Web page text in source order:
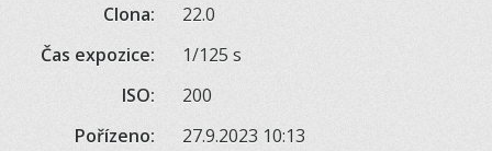
Clona:
22.0
Čas expozice:
1/125 s
ISO:
200
Pořízeno:
27.9.2023 10:13